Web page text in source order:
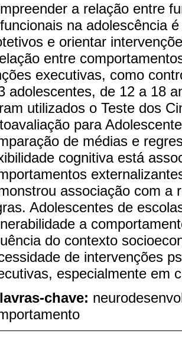
a relação entre
na adolescência
e orientar
entre
executivas, como
adolescentes, de 12 a 18
utilizados o Teste dos
para
de médias e
cognitiva está
associação com a
Adolescentes de
a
do contexto
de intervenções
especialmente em
chave: